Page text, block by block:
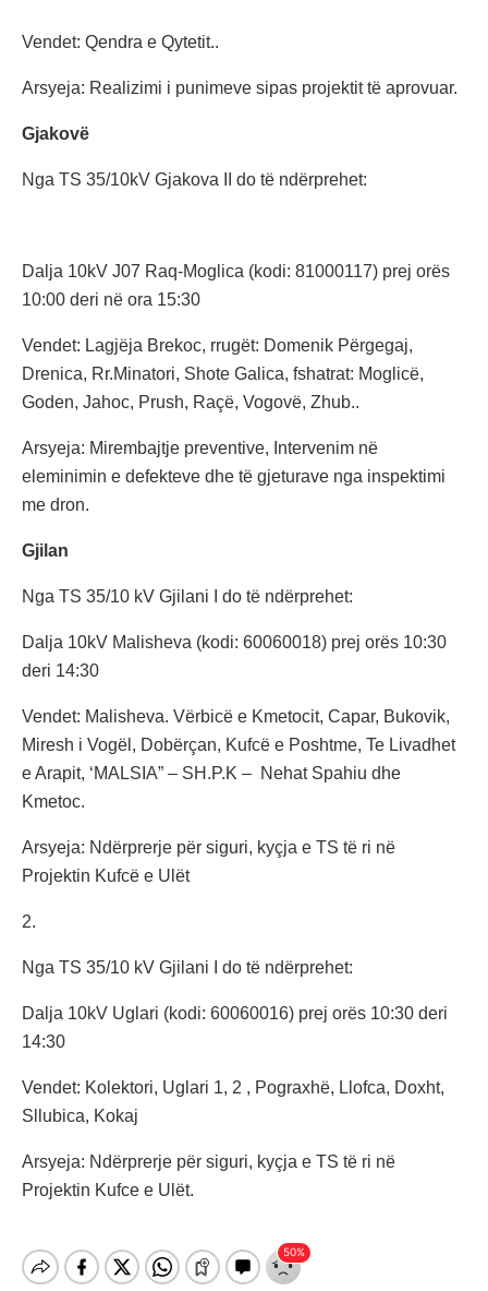
Vendet: Qendra e Qytetit..
Arsyeja: Realizimi i punimeve sipas projektit të aprovuar.
Gjakovë
Nga TS 35/10kV Gjakova II do të ndërprehet:
Dalja 10kV J07 Raq-Moglica (kodi: 81000117) prej orës
10:00 deri në ora 15:30
Vendet: Lagjëja Brekoc, rrugët: Domenik Përgegaj,
Drenica, Rr.Minatori, Shote Galica, fshatrat: Moglicë,
Goden, Jahoc, Prush, Raçë, Vogovë, Zhub..
Arsyeja: Mirembajtje preventive, Intervenim në
eleminimin e defekteve dhe të gjeturave nga inspektimi
me dron.
Gjilan
Nga TS 35/10 kV Gjilani I do të ndërprehet:
Dalja 10kV Malisheva (kodi: 60060018) prej orës 10:30
deri 14:30
Vendet: Malisheva. Vërbicë e Kmetocit, Capar, Bukovik,
Miresh i Vogël, Dobërçan, Kufcë e Poshtme, Te Livadhet
e Arapit, ‘MALSIA” – SH.P.K – Nehat Spahiu dhe
Kmetoc.
Arsyeja: Ndërprerje për siguri, kyçja e TS të ri në
Projektin Kufcë e Ulët
2.
Nga TS 35/10 kV Gjilani I do të ndërprehet:
Dalja 10kV Uglari (kodi: 60060016) prej orës 10:30 deri
14:30
Vendet: Kolektori, Uglari 1, 2 , Pograxhë, Llofca, Doxht,
Sllubica, Kokaj
Arsyeja: Ndërprerje për siguri, kyçja e TS të ri në
Projektin Kufce e Ulët.